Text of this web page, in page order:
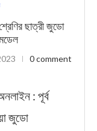
ছাত্রী জুডো
0 comment
: পূর্ব
জুডো